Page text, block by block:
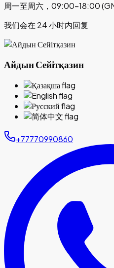
周一至周六，09:00–18:00
我们会在 24 小时内回复
Айдын Сейітқазин
+77770990860